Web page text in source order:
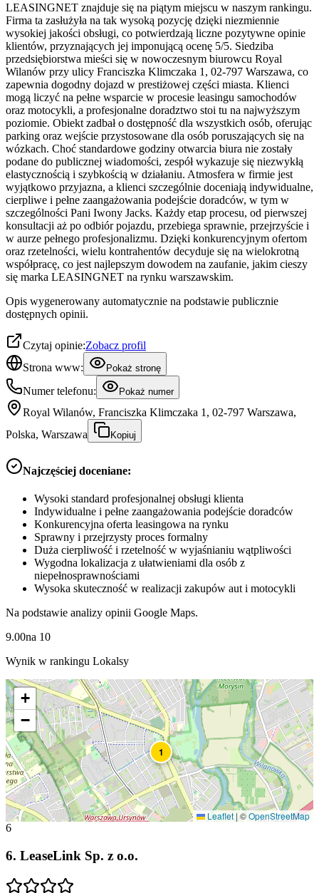
LEASINGNET znajduje się na piątym miejscu w naszym rankingu.
Firma ta zasłużyła na tak wysoką pozycję dzięki niezmiennie
wysokiej jakości obsługi, co potwierdzają liczne pozytywne opinie
klientów, przyznających jej imponującą ocenę 5/5. Siedziba
przedsiębiorstwa mieści się w nowoczesnym biurowcu Royal
Wilanów przy ulicy Franciszka Klimczaka 1, 02-797 Warszawa, co
zapewnia dogodny dojazd w prestiżowej części miasta. Klienci
mogą liczyć na pełne wsparcie w procesie leasingu samochodów
oraz motocykli, a profesjonalne doradztwo stoi tu na najwyższym
poziomie. Obiekt zadbał o dostępność dla wszystkich osób, oferując
parking oraz wejście przystosowane dla osób poruszających się na
wózkach. Choć standardowe godziny otwarcia biura nie zostały
podane do publicznej wiadomości, zespół wykazuje się niezwykłą
elastycznością i szybkością w działaniu. Atmosfera w firmie jest
wyjątkowo przyjazna, a klienci szczególnie doceniają indywidualne,
cierpliwe i pełne zaangażowania podejście doradców, w tym w
szczególności Pani Iwony Jacks. Każdy etap procesu, od pierwszej
konsultacji aż po odbiór pojazdu, przebiega sprawnie, przejrzyście i
w aurze pełnego profesjonalizmu. Dzięki konkurencyjnym ofertom
oraz rzetelności, wielu kontrahentów decyduje się na wielokrotną
współpracę, co jest najlepszym dowodem na zaufanie, jakim cieszy
się marka LEASINGNET na rynku warszawskim.
Opis wygenerowany automatycznie na podstawie publicznie
dostępnych opinii.
Czytaj opinie:Zobacz profil
Strona www:
Pokaż stronę
Numer telefonu: Pokaż numer
Royal Wilanów, Franciszka Klimczaka 1, 02-797 Warszawa,
Polska, Warszawa
Kopiuj
Najczęściej doceniane:
Wysoki standard profesjonalnej obsługi klienta
Indywidualne i pełne zaangażowania podejście doradców
Konkurencyjna oferta leasingowa na rynku
Sprawny i przejrzysty proces formalny
Duża cierpliwość i rzetelność w wyjaśnianiu wątpliwości
Wygodna lokalizacja z ułatwieniami dla osób z
niepełnosprawnościami
Wysoka skuteczność w realizacji zakupów aut i motocykli
Na podstawie analizy opinii Google Maps.
9.00na 10
Wynik w rankingu Lokalsy
1
+
−
Leaflet | ©OpenStreetMap
6
6. LeaseLink Sp. z o.o.